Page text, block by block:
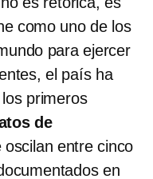
como uno de los
para ejercer
el país ha
primeros
de
entre cinco
en